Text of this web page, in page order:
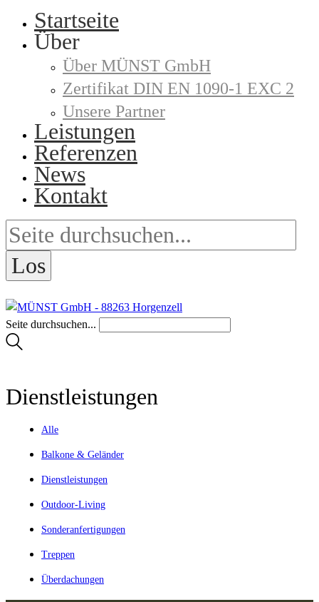
Startseite
Über
Über MÜNST GmbH
Zertifikat DIN EN 1090-1 EXC 2
Unsere Partner
Leistungen
Referenzen
News
Kontakt
Seite durchsuchen...
Dienstleistungen
Alle
Balkone & Geländer
Dienstleistungen
Outdoor-Living
Sonderanfertigungen
Treppen
Überdachungen